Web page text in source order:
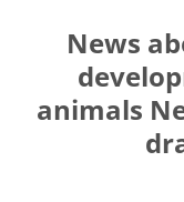
contentNews
animals